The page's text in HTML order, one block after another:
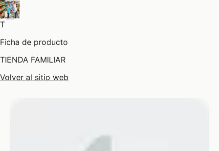
T
Ficha de producto
TIENDA FAMILIAR
Volver al sitio web